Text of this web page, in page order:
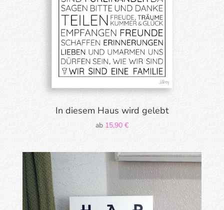
In diesem Haus wird gelebt
ab 15,90 €